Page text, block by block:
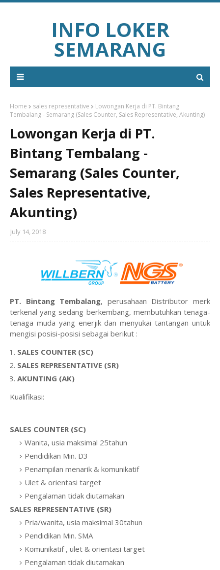
INFO LOKER
SEMARANG
Home sales representative
Lowongan Kerja di PT. Bintang
Tembalang - Semarang (Sales Counter, Sales Representative, Akunting)
Lowongan Kerja di PT.
Bintang Tembalang -
Semarang (Sales Counter,
Sales Representative,
Akunting)
July 14, 2018
PT. Bintang Tembalang, perusahaan Distributor merk
terkenal yang sedang berkembang, membutuhkan tenaga-
tenaga muda yang enerjik dan menyukai tantangan untuk
mengisi posisi-posisi sebagai berikut :
SALES COUNTER (SC)
SALES REPRESENTATIVE (SR)
AKUNTING (AK)
Kualifikasi:
SALES COUNTER (SC)
Wanita, usia maksimal 25tahun
Pendidikan Min. D3
Penampilan menarik & komunikatif
Ulet & orientasi target
Pengalaman tidak diutamakan
SALES REPRESENTATIVE (SR)
Pria/wanita, usia maksimal 30tahun
Pendidikan Min. SMA
Komunikatif , ulet & orientasi target
Pengalaman tidak diutamakan